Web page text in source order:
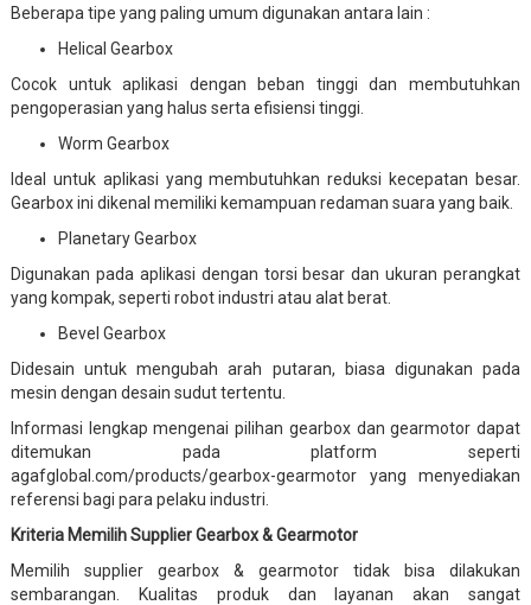
Beberapa tipe yang paling umum digunakan antara lain :
Helical Gearbox
Cocok untuk aplikasi dengan beban tinggi dan membutuhkan
pengoperasian yang halus serta efisiensi tinggi.
Worm Gearbox
Ideal untuk aplikasi yang membutuhkan reduksi kecepatan besar.
Gearbox ini dikenal memiliki kemampuan redaman suara yang baik.
Planetary Gearbox
Digunakan pada aplikasi dengan torsi besar dan ukuran perangkat
yang kompak, seperti robot industri atau alat berat.
Bevel Gearbox
Didesain untuk mengubah arah putaran, biasa digunakan pada
mesin dengan desain sudut tertentu.
Informasi lengkap mengenai pilihan gearbox dan gearmotor dapat
ditemukan pada platform seperti
agafglobal.com/products/gearbox-gearmotor yang menyediakan
referensi bagi para pelaku industri.
Kriteria Memilih Supplier Gearbox & Gearmotor
Memilih supplier gearbox & gearmotor tidak bisa dilakukan
sembarangan. Kualitas produk dan layanan akan sangat